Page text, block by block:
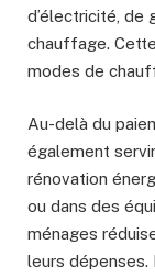
d’électricité, de
chauffage.
modes de
Au-delà du
également
rénovation
ou dans des
ménages
leurs dépenses.